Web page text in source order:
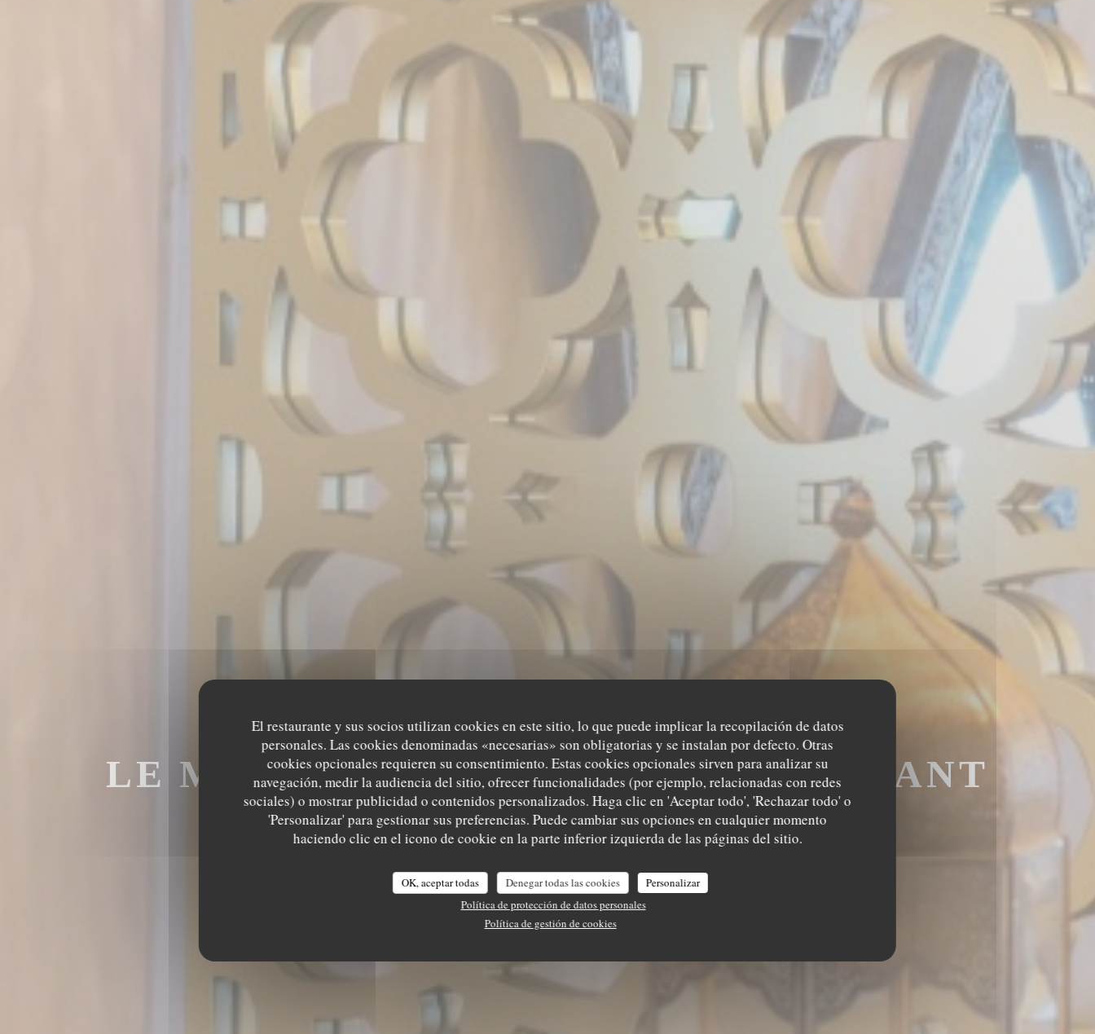
El restaurante y sus socios utilizan cookies en este sitio, lo que puede implicar la recopilación de datos
personales. Las cookies denominadas «necesarias» son obligatorias y se instalan por defecto. Otras
cookies opcionales requieren su consentimiento. Estas cookies opcionales sirven para analizar su
navegación, medir la audiencia del sitio, ofrecer funcionalidades (por ejemplo, relacionadas con redes
sociales) o mostrar publicidad o contenidos personalizados. Haga clic en 'Aceptar todo', 'Rechazar todo' o
'Personalizar' para gestionar sus preferencias. Puede cambiar sus opciones en cualquier momento
haciendo clic en el icono de cookie en la parte inferior izquierda de las páginas del sitio.
OK, aceptar todas Denegar todas las cookies
Personalizar
Política de protección de datos personales
Política de gestión de cookies
LE MECHOUI DU PRINCE RESTAURANT
MAROCAIN À PARIS
LE MECHOUI DU PRINCE RESTAURANT
RESERVAR UNA MESA